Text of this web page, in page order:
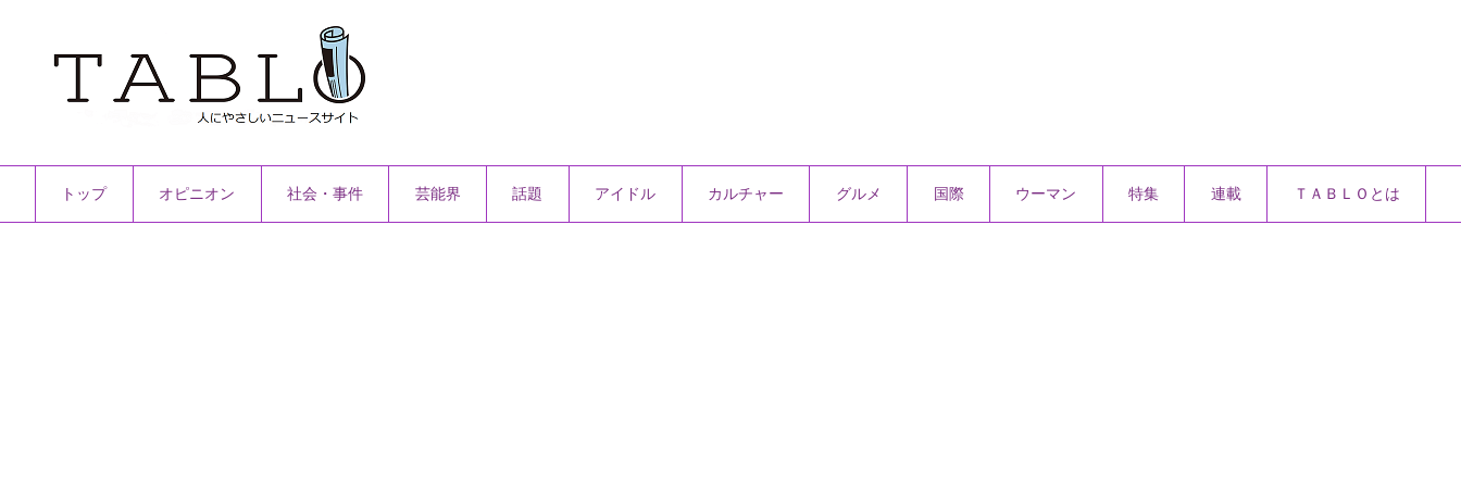
トップ オピニオン 社会・事件 芸能界 話題 アイドル カルチャー グルメ 国際 ウーマン 特集 連載 ＴＡＢＬＯとは